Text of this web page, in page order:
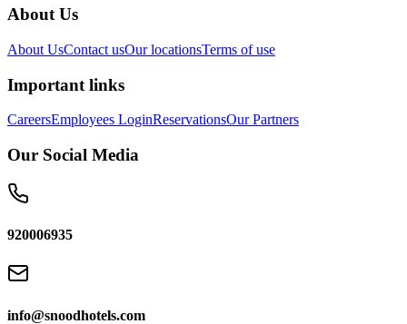
About Us
About UsContact usOur locationsTerms of use
Important links
CareersEmployees LoginReservationsOur Partners
Our Social Media
920006935
info@snoodhotels.com